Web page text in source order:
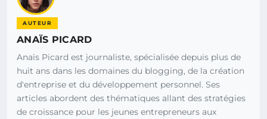
AUTEUR
ANAÏS PICARD
Anaïs Picard est journaliste, spécialisée depuis plus de
huit ans dans les domaines du blogging, de la création
d'entreprise et du développement personnel. Ses
articles abordent des thématiques allant des stratégies
de croissance pour les jeunes entrepreneurs aux